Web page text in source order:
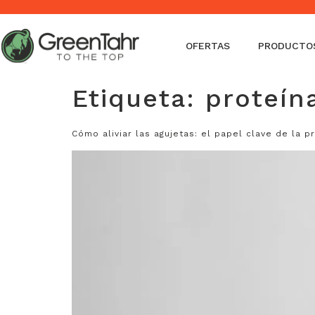
OFERTAS
Etiqueta:
Cómo aliviar las agujetas: el papel clave de la